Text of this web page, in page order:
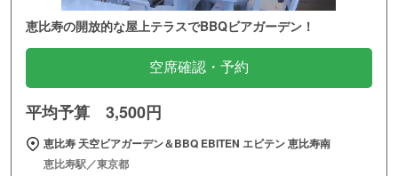
恵比寿の開放的な屋上テラスでBBQビアガーデン！
空席確認・予約
平均予算 3,500円
恵比寿 天空ビアガーデン＆BBQ EBITEN エビテン 恵比寿南
恵比寿駅／東京都